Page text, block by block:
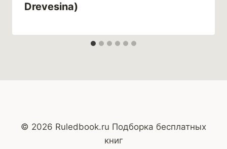
Drevesina)
© 2026 Ruledbook.ru Подборка бесплатных
книг